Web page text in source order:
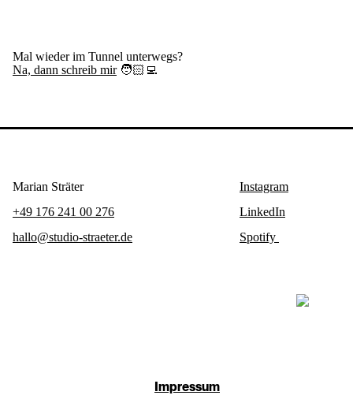
Mal wieder im Tunnel unterwegs?
Na, dann schreib mir🧑🏻‍💻
Marian Sträter
+49 176 241 00 276
hallo@studio-straeter.de
Instagram
LinkedIn
Spotify
Impressum